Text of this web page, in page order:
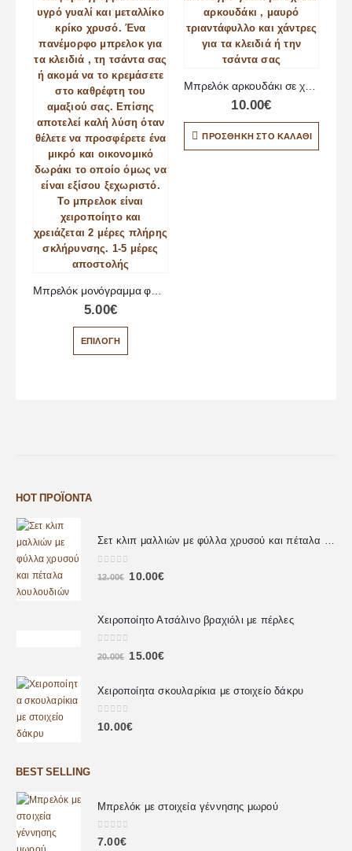
Μπρελόκ μονόγραμμα φούξια
5.00€
ΕΠΙΛΟΓΉ
Μπρελόκ αρκουδάκι σε χρώμα γκλίτερ τριανταφυλλί
10.00€
ΠΡΟΣΘΉΚΗ ΣΤΟ ΚΑΛΆΘΙ
HOT ΠΡΟΪΌΝΤΑ
Σετ κλιπ μαλλιών με φύλλα χρυσού και πέταλα λουλουδιών
out of 5
12.00€ 10.00€
Χειροποίητο Ατσάλινο βραχιόλι με πέρλες
out of 5
20.00€ 15.00€
Χειροποίητα σκουλαρίκια με στοιχείο δάκρυ
0 out of 5
10.00€
BEST SELLING
Μπρελόκ με στοιχεία γέννησης μωρού
0out of 5
7.00€